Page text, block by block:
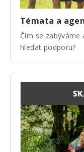
Témata a
Čím se
hledat podporu?